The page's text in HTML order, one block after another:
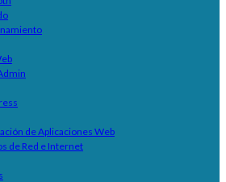
de Aplicaciones Web
de Red e Internet